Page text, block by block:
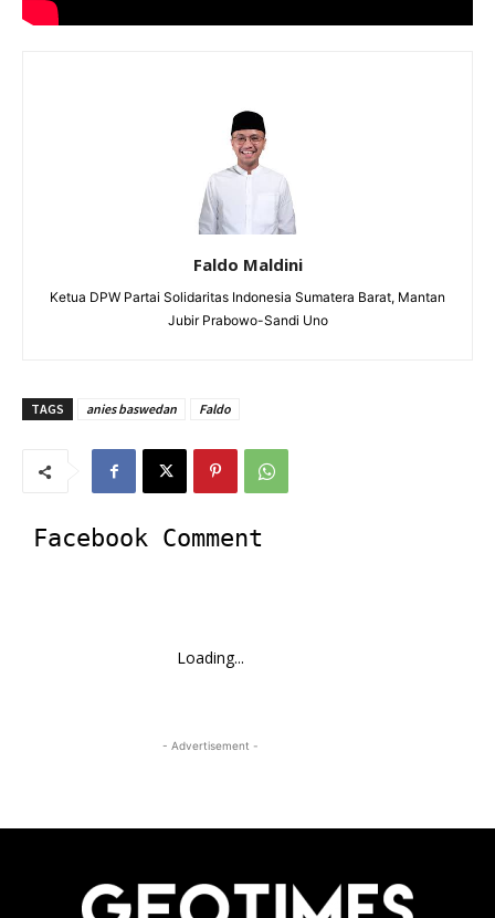
Faldo Maldini
Ketua DPW Partai Solidaritas Indonesia Sumatera Barat, Mantan
Jubir Prabowo-Sandi Uno
TAGS anies baswedan Faldo
Facebook Comment
Loading...
- Advertisement -